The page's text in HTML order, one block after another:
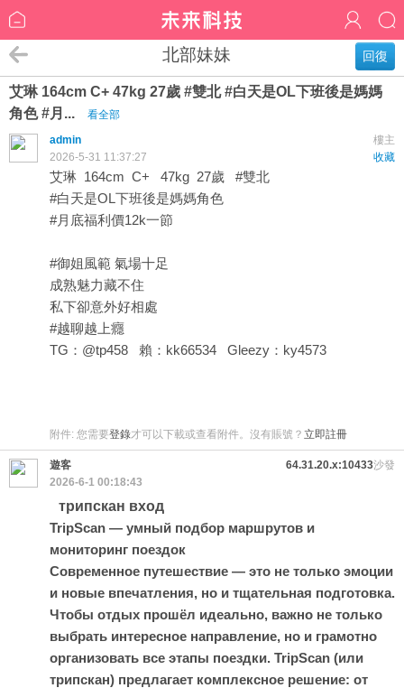
回復
北部妹妹
艾琳 164cm C+ 47kg 27歲 #雙北 #白天是OL下班後是媽媽
角色 #月...
看全部
樓主
admin
收藏
2026-5-31 11:37:27
艾琳 164cm C+ 47kg 27歲 #雙北
#白天是OL下班後是媽媽角色
#月底福利價12k一節
#御姐風範 氣場十足
成熟魅力藏不住
私下卻意外好相處
#越聊越上癮
TG：@tp458 賴：kk66534 Gleezy：ky4573
附件: 您需要登錄才可以下載或查看附件。沒有賬號？ 立即註冊
沙發
遊客
64.31.20.x:10433
2026-6-1 00:18:43
трипскан вход
TripScan — умный подбор маршрутов и
мониторинг поездок
Современное путешествие — это не только эмоции
и новые впечатления, но и тщательная подготовка.
Чтобы отдых прошёл идеально, важно не только
выбрать интересное направление, но и грамотно
организовать все этапы поездки. TripScan (или
трипскан) предлагает комплексное решение: от